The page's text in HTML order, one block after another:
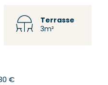
Terrasse
3m²
€